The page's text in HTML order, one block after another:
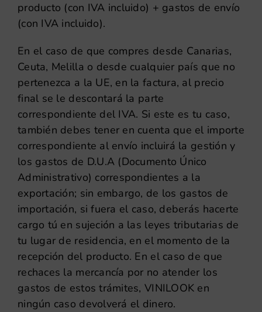
producto (con IVA incluido) + gastos de envío
(con IVA incluido).
En el caso de que compres desde Canarias,
Ceuta, Melilla o desde cualquier país que no
pertenezca a la UE, en la factura, al precio
final se le descontará la parte
correspondiente del IVA. Si este es tu caso,
también debes tener en cuenta que el importe
correspondiente al envío incluirá la gestión y
los gastos de D.U.A (Documento Único
Administrativo) correspondientes a la
exportación; sin embargo, de los gastos de
importación, si fuera el caso, deberás hacerte
cargo tú en sujeción a las leyes tributarias de
tu lugar de residencia, en el momento de la
recepción del producto. En el caso de que
rechaces la mercancía por no atender los
gastos de estos trámites, VINILOOK en
ningún caso devolverá el dinero.